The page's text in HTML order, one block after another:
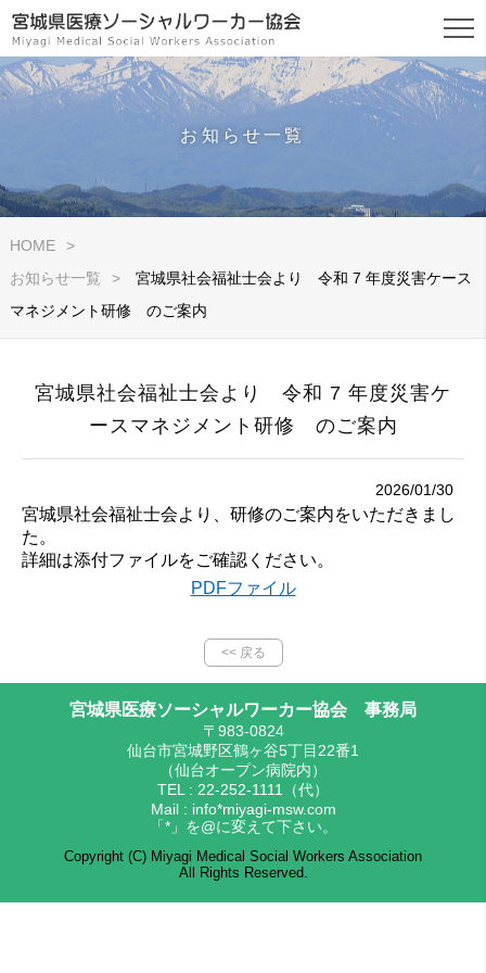
お知らせ一覧
HOME
お知らせ一覧
宮城県社会福祉士会より 令和 7 年度災害ケース
マネジメント研修 のご案内
宮城県社会福祉士会より 令和 7 年度災害ケ
ースマネジメント研修 のご案内
2026/01/30
宮城県社会福祉士会より、研修のご案内をいただきまし
た。
詳細は添付ファイルをご確認ください。
PDFファイル
<< 戻る
宮城県医療ソーシャルワーカー協会 事務局
〒983-0824
仙台市宮城野区鶴ヶ谷5丁目22番1
（仙台オープン病院内）
TEL : 22-252-1111（代）
Mail : info*miyagi-msw.com
「*」を@に変えて下さい。
Copyright (C) Miyagi Medical Social Workers Association
All Rights Reserved.